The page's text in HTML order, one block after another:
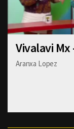
Vivalavi
Aranxa Lopez